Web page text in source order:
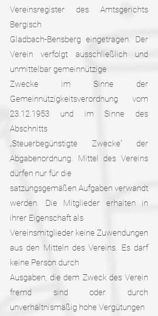
Vereinsregister des Amtsgerichts
Bergisch
Gladbach-Bensberg eingetragen. Der
Verein verfolgt ausschließlich und
unmittelbar gemeinnützige
Zwecke im Sinne der
Gemeinnützigkeitsverordnung vom
23.12.1953 und im Sinne des
Abschnitts
„Steuerbegünstigte Zwecke“ der
Abgabenordnung. Mittel des Vereins
dürfen nur für die
satzungsgemäßen Aufgaben verwandt
werden. Die Mitglieder erhalten in
ihrer Eigenschaft als
Vereinsmitglieder keine Zuwendungen
aus den Mitteln des Vereins. Es darf
keine Person durch
Ausgaben, die dem Zweck des Verein
fremd sind oder durch
unverhältnismäßig hohe Vergütungen